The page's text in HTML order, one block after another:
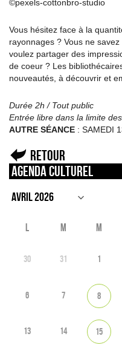
©pexels-cottonbro-studio
Vous hésitez face à la
rayonnages ? Vous ne
voulez partager des
de coeur ? Les
nouveautés, à découvrir et
Durée 2h / Tout public
Entrée libre dans la limite
AUTRE SÉANCE : SAMEDI
Retour
Agenda culturel
L M M
30 31 1
6 7 8
13 14 15